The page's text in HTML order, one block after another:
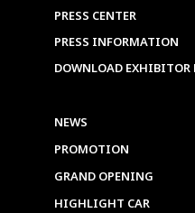
PRESS CENTER
PRESS INFORMATION
DOWNLOAD
NEWS
PROMOTION
GRAND OPENING
HIGHLIGHT CAR